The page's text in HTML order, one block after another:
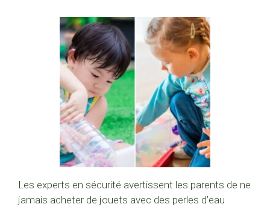
Les experts en sécurité avertissent les parents de ne
jamais acheter de jouets avec des perles d’eau